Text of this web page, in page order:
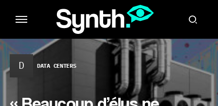
D DATA CENTERS